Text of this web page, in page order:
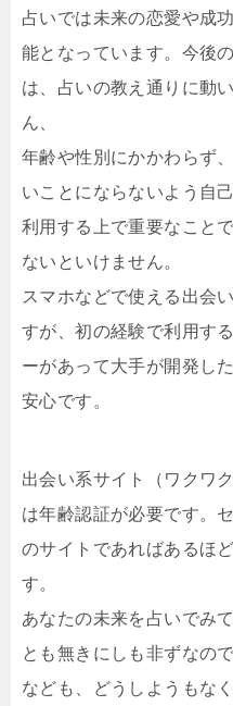
占いでは未来の恋愛や成
能となっています。今後
は、占いの教え通りに動
ん、
年齢や性別にかかわらず
いことにならないよう自
利用する上で重要なこと
ないといけません。
スマホなどで使える出会
すが、初の経験で利用す
ーがあって大手が開発し
安心です。
出会い系サイト（ワクワ
は年齢認証が必要です。
のサイトであればあるほ
す。
あなたの未来を占いでみ
とも無きにしも非ずなの
なども、どうしようもな